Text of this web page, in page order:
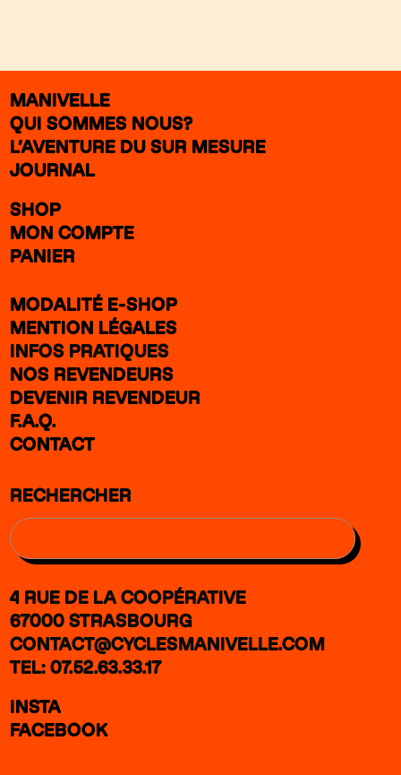
MANIVELLE
QUI SOMMES NOUS?
L’AVENTURE DU SUR MESURE
JOURNAL
SHOP
MON COMPTE
PANIER
MODALITÉ E-SHOP
MENTION LÉGALES
INFOS PRATIQUES
NOS REVENDEURS
DEVENIR REVENDEUR
F.A.Q.
CONTACT
RECHERCHER
4 RUE DE LA COOPÉRATIVE
67000 STRASBOURG
CONTACT@CYCLESMANIVELLE.COM
TEL: 07.52.63.33.17
INSTA
FACEBOOK